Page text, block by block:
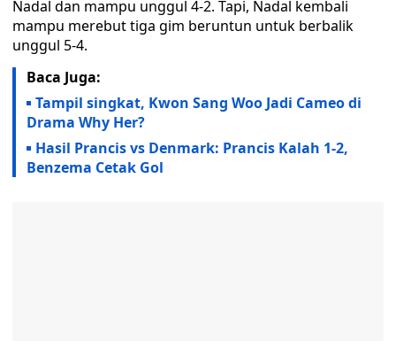
Nadal dan mampu unggul 4-2. Tapi, Nadal kembali
mampu merebut tiga gim beruntun untuk berbalik
unggul 5-4.
Baca Juga:
Tampil singkat, Kwon Sang Woo Jadi Cameo di
Drama Why Her?
Hasil Prancis vs Denmark: Prancis Kalah 1-2,
Benzema Cetak Gol